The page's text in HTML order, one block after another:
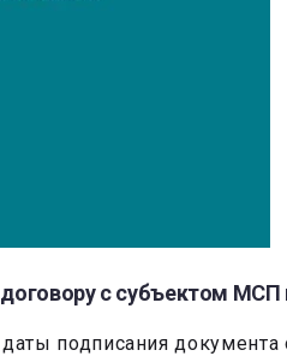
с субъектом МСП
подписания